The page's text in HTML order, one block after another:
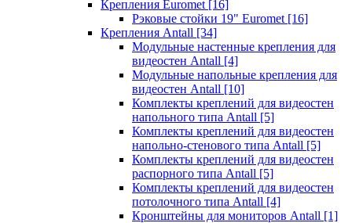
Крепления Euromet [16]
Рэковые стойки 19" Euromet [16]
Крепления Antall [34]
Модульные настенные крепления для
видеостен Antall [4]
Модульные напольные крепления для
видеостен Antall [10]
Комплекты креплений для видеостен
напольного типа Antall [5]
Комплекты креплений для видеостен
напольно-стенового типа Antall [5]
Комплекты креплений для видеостен
распорного типа Antall [5]
Комплекты креплений для видеостен
потолочного типа Antall [4]
Кронштейны для мониторов Antall [1]